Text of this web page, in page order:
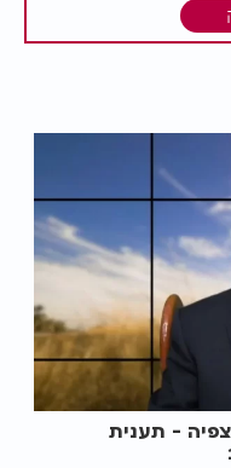
- תענית